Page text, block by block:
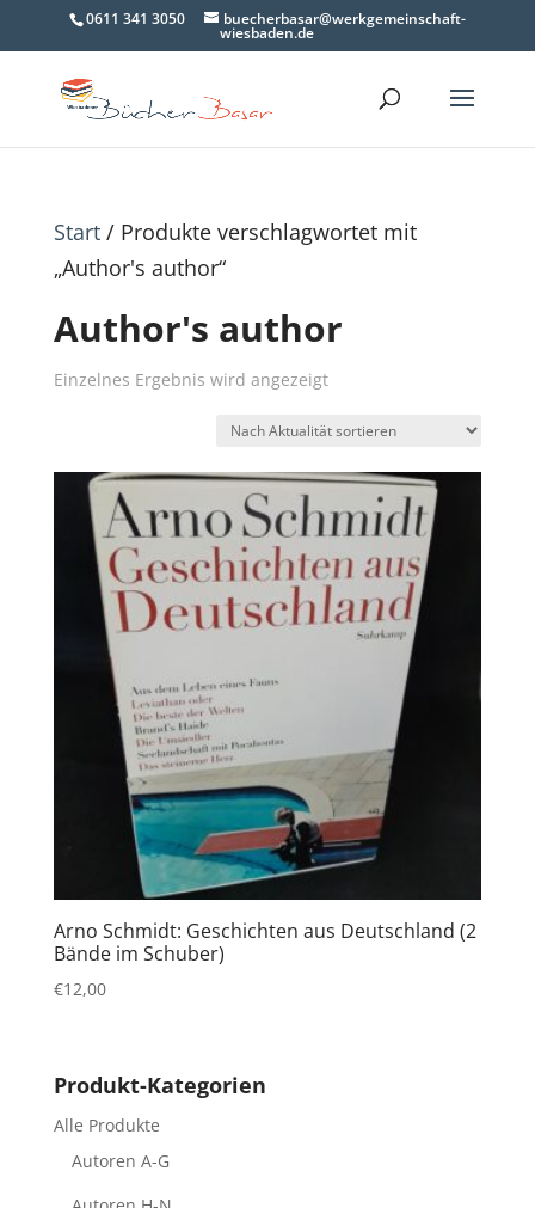
0611 341 3050 buecherbasar@werkgemeinschaft-
wiesbaden.de
Start/ Produkte verschlagwortet mit
„Author's author“
Author's author
Einzelnes Ergebnis wird angezeigt
Arno Schmidt: Geschichten aus Deutschland (2
Bände im Schuber)
€12,00
Produkt-Kategorien
Alle Produkte
Autoren A-G